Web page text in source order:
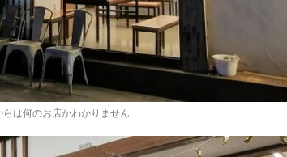
らは何のお店かわかりません